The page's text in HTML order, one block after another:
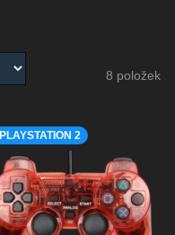
8 položek
PLAYSTATION 2